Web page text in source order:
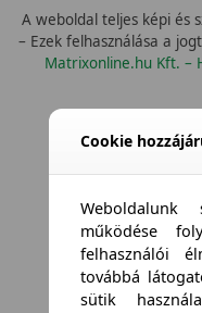
A weboldal teljes képi és
– Ezek felhasználása a
Matrixonline.hu Kft. –
Cookie
Weboldalunk
működése
felhasználói
továbbá
sütik